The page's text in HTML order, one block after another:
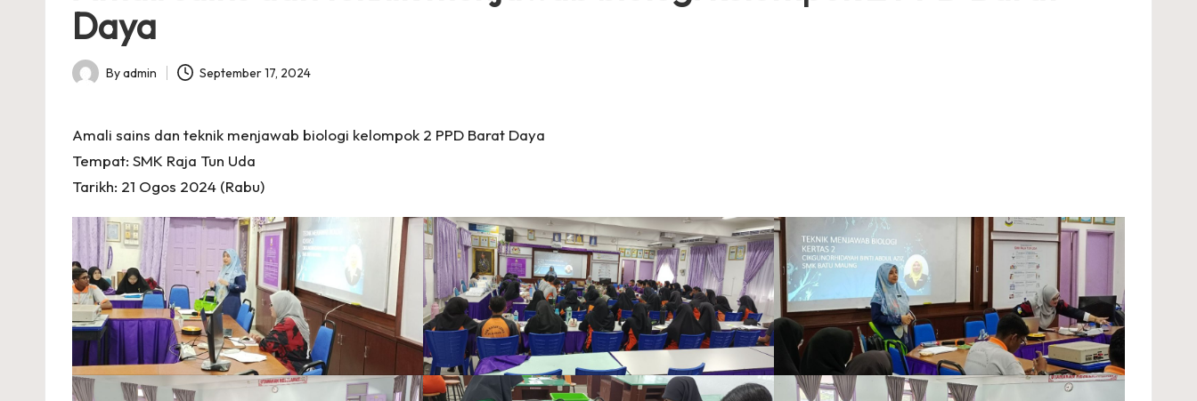
A
R
A
Daya
Posted
Byadmin September 17, 2024
Amali sains dan teknik menjawab biologi kelompok 2 PPD Barat Daya
Tempat: SMK Raja Tun Uda
Tarikh: 21 Ogos 2024 (Rabu)